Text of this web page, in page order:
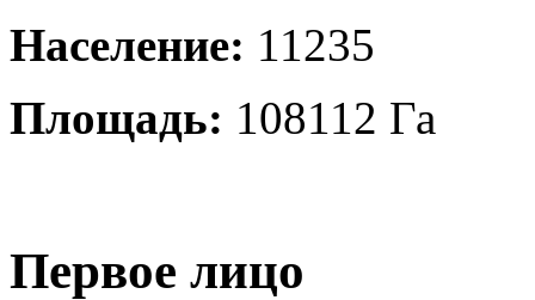
Население: 11235
Площадь: 108112 Га
Первое лицо